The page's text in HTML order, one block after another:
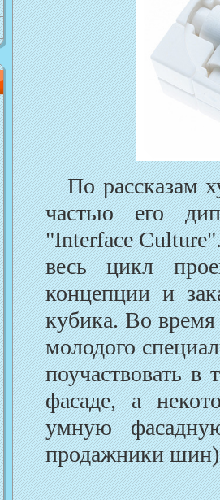
По рассказам
частью его
"Interface
весь цикл
концепции и
кубика. Во время
молодого
поучаствовать в
фасаде, а
умную
продажники